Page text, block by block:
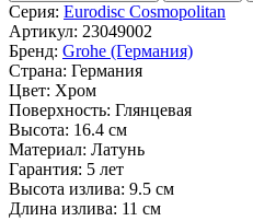
Серия: Eurodisc Cosmopolitan
Артикул: 23049002
Бренд: Grohe (Германия)
Страна: Германия
Цвет: Хром
Поверхность: Глянцевая
Высота: 16.4 см
Материал: Латунь
Гарантия: 5 лет
Высота излива: 9.5 см
Длина излива: 11 см